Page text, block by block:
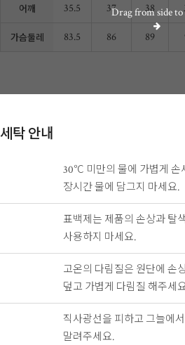
Drag from side to
어깨 35.5 37 38
가슴둘레 83.5 86 89
세탁 안내
30℃ 미만의 물에 가볍게 손
장시간 물에 담그지 마세요.
표백제는 제품의 손상과 탈
사용하지 마세요.
고온의 다림질은 원단에 손
덮고 가볍게 다림질 해주세
직사광선을 피하고 그늘에
말려주세요.